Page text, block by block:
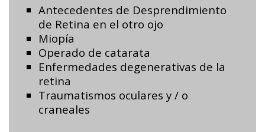
Antecedentes de Desprendimiento
de Retina en el otro ojo
Miopía
Operado de catarata
Enfermedades degenerativas de la
retina
Traumatismos oculares y / o
craneales